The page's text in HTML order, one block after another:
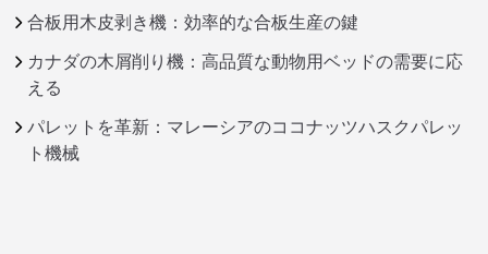
合板用木皮剥き機：効率的な合板生産の鍵
カナダの木屑削り機：高品質な動物用ベッドの需要に応
える
パレットを革新：マレーシアのココナッツハスクパレッ
ト機械